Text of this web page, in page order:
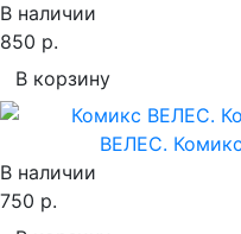
В наличии
850 р.
В корзину
ВЕЛЕС.
В наличии
750 р.